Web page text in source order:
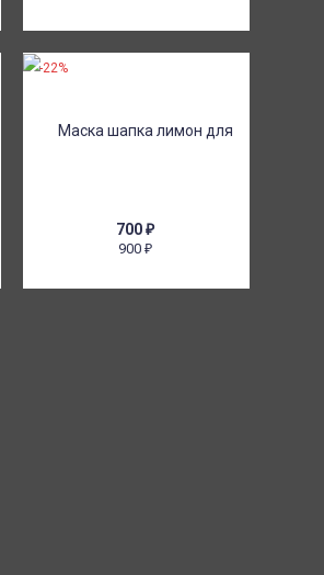
700₽
900₽
-22%